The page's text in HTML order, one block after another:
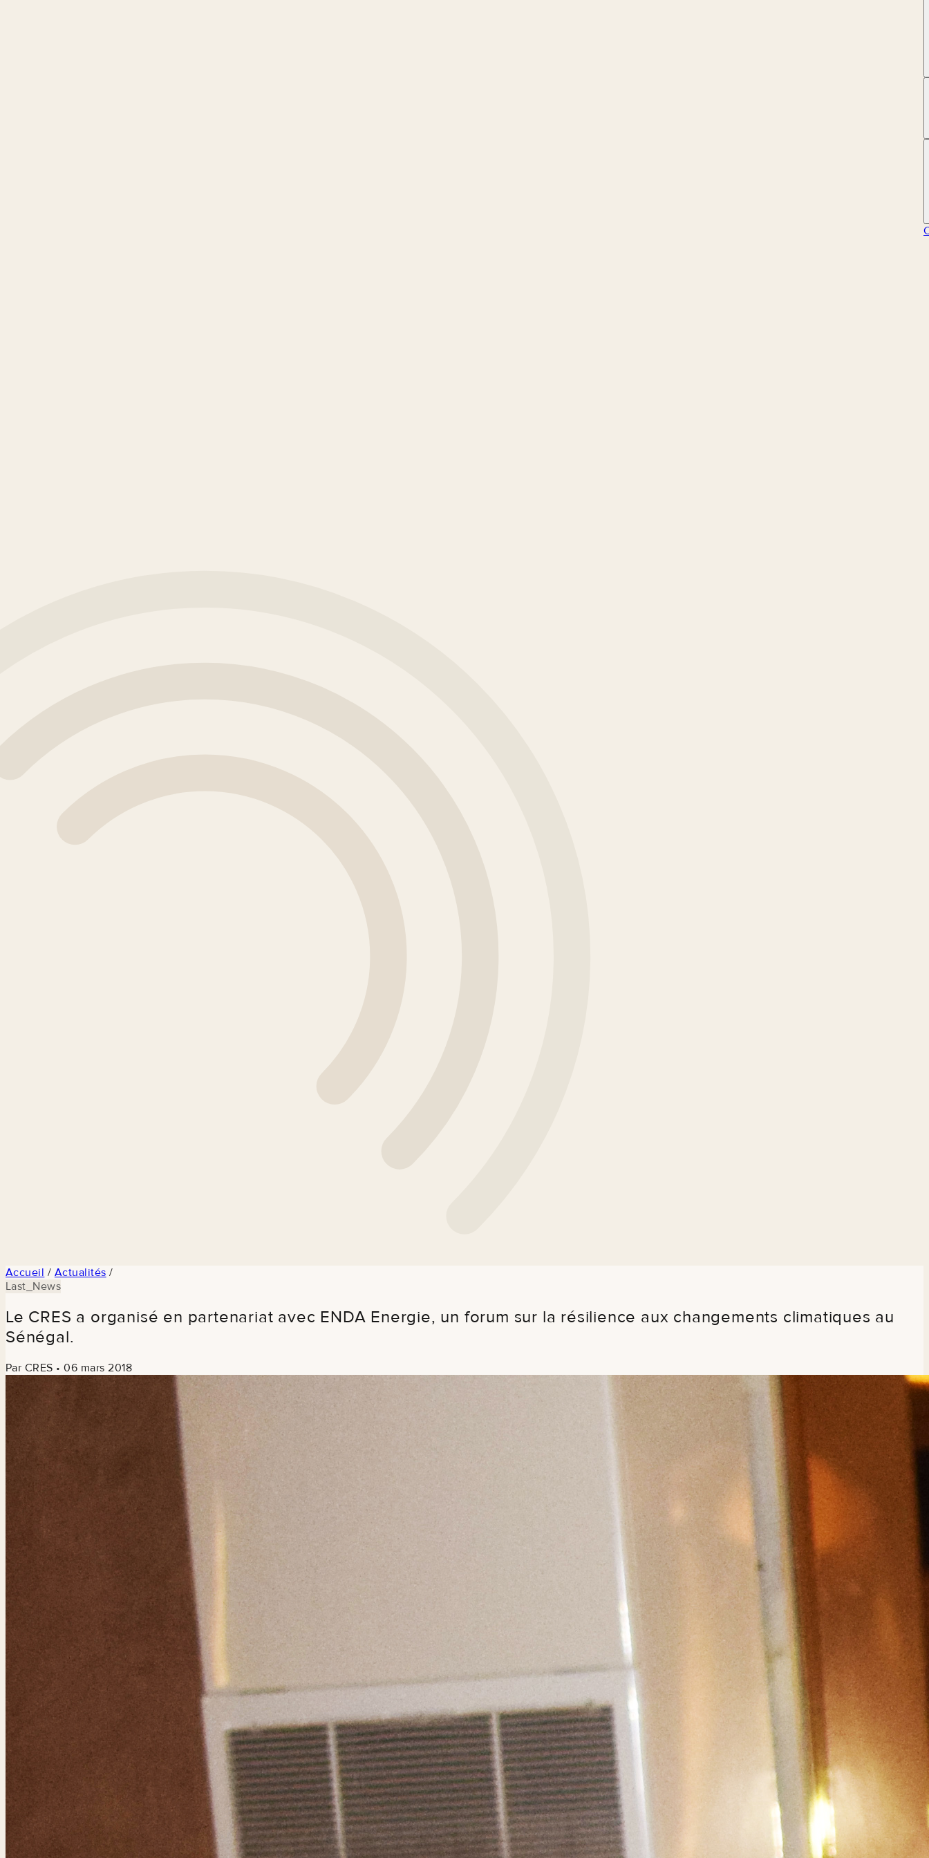
Accueil / Actualités /
Last_News
Le CRES a organisé en partenariat avec ENDA Energie, un forum sur la résilience aux changements climatiques au
Sénégal.
Par CRES • 06 mars 2018